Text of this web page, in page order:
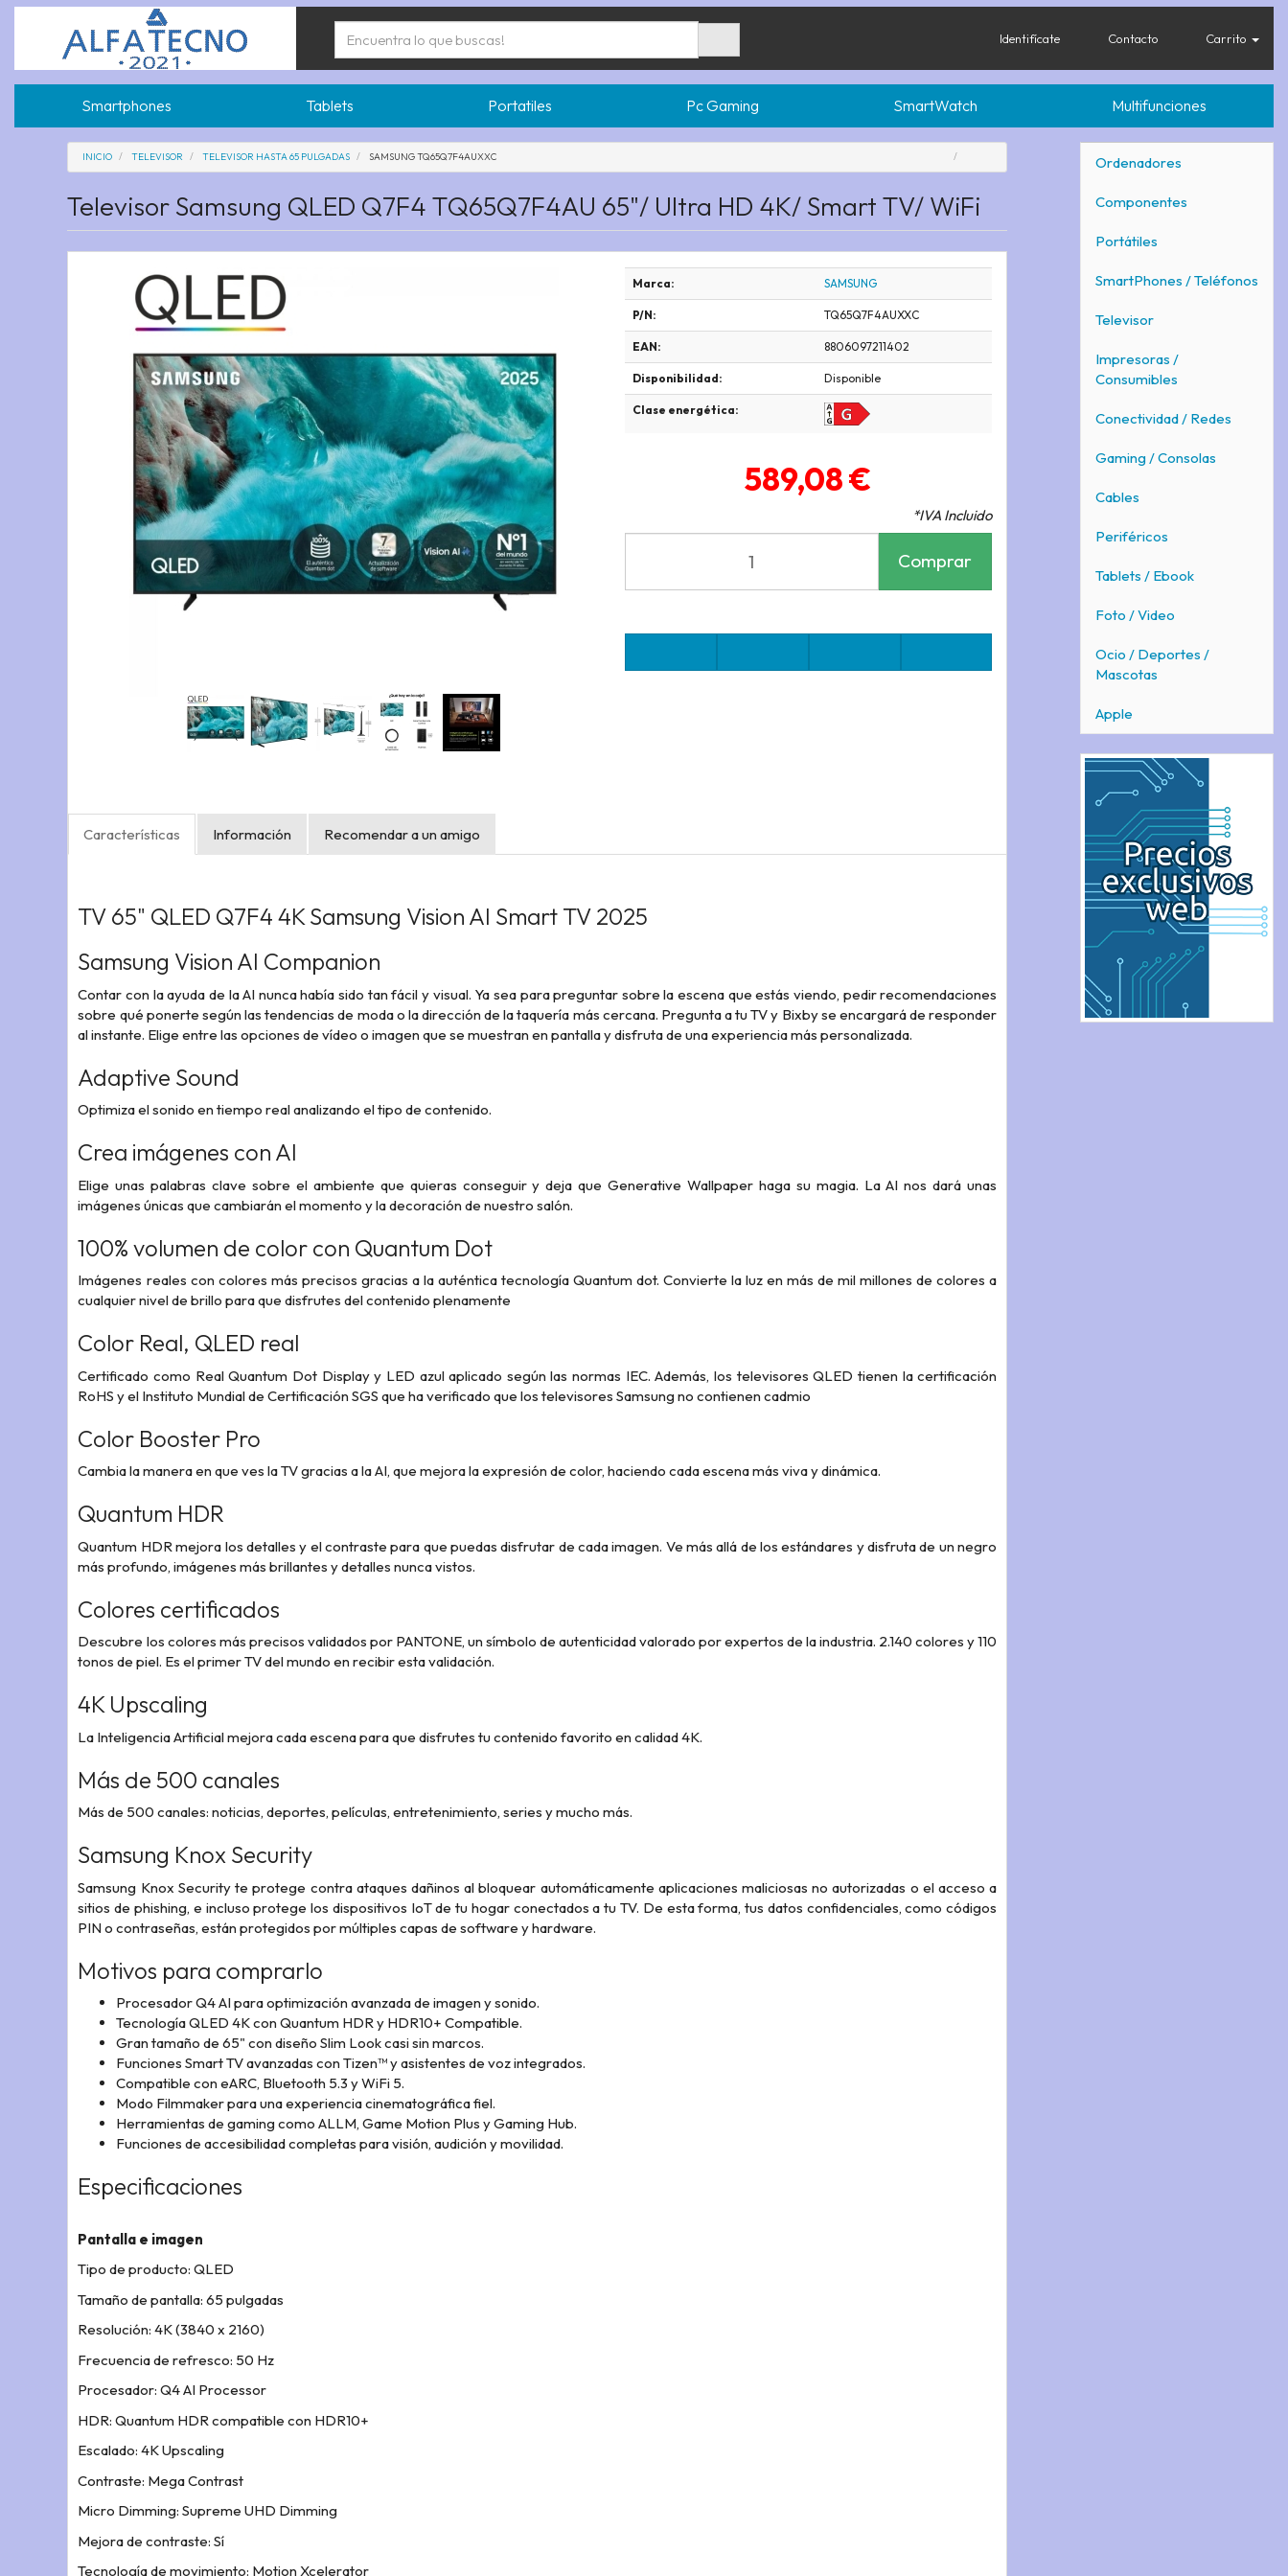
Identifícate Contacto Carrito
Smartphones Tablets Portatiles Pc Gaming SmartWatch Multifunciones
Ordenadores
Componentes
Portátiles
SmartPhones / Teléfonos
Televisor
Impresoras /
Consumibles
Conectividad / Redes
Gaming / Consolas
Cables
Periféricos
Tablets / Ebook
Foto / Video
Ocio / Deportes /
Mascotas
Apple
INICIO TELEVISOR TELEVISOR HASTA 65 PULGADAS SAMSUNG TQ65Q7F4AUXXC
Televisor Samsung QLED Q7F4 TQ65Q7F4AU 65"/ Ultra HD 4K/ Smart TV/ WiFi
Marca: SAMSUNG
P/N: TQ65Q7F4AUXXC
EAN: 8806097211402
Disponibilidad: Disponible
Clase energética:
589,08 €
*IVA Incluido
Comprar
Características Información Recomendar a un amigo
TV 65" QLED Q7F4 4K Samsung Vision AI Smart TV 2025
Samsung Vision AI Companion
Contar con la ayuda de la AI nunca había sido tan fácil y visual. Ya sea para preguntar sobre la escena que estás viendo, pedir recomendaciones
sobre qué ponerte según las tendencias de moda o la dirección de la taquería más cercana. Pregunta a tu TV y Bixby se encargará de responder
al instante. Elige entre las opciones de vídeo o imagen que se muestran en pantalla y disfruta de una experiencia más personalizada.
Adaptive Sound
Optimiza el sonido en tiempo real analizando el tipo de contenido.
Crea imágenes con AI
Elige unas palabras clave sobre el ambiente que quieras conseguir y deja que Generative Wallpaper haga su magia. La AI nos dará unas
imágenes únicas que cambiarán el momento y la decoración de nuestro salón.
100% volumen de color con Quantum Dot
Imágenes reales con colores más precisos gracias a la auténtica tecnología Quantum dot. Convierte la luz en más de mil millones de colores a
cualquier nivel de brillo para que disfrutes del contenido plenamente
Color Real, QLED real
Certificado como Real Quantum Dot Display y LED azul aplicado según las normas IEC. Además, los televisores QLED tienen la certificación
RoHS y el Instituto Mundial de Certificación SGS que ha verificado que los televisores Samsung no contienen cadmio
Color Booster Pro
Cambia la manera en que ves la TV gracias a la AI, que mejora la expresión de color, haciendo cada escena más viva y dinámica.
Quantum HDR
Quantum HDR mejora los detalles y el contraste para que puedas disfrutar de cada imagen. Ve más allá de los estándares y disfruta de un negro
más profundo, imágenes más brillantes y detalles nunca vistos.
Colores certificados
Descubre los colores más precisos validados por PANTONE, un símbolo de autenticidad valorado por expertos de la industria. 2.140 colores y 110
tonos de piel. Es el primer TV del mundo en recibir esta validación.
4K Upscaling
La Inteligencia Artificial mejora cada escena para que disfrutes tu contenido favorito en calidad 4K.
Más de 500 canales
Más de 500 canales: noticias, deportes, películas, entretenimiento, series y mucho más.
Samsung Knox Security
Samsung Knox Security te protege contra ataques dañinos al bloquear automáticamente aplicaciones maliciosas no autorizadas o el acceso a
sitios de phishing, e incluso protege los dispositivos IoT de tu hogar conectados a tu TV. De esta forma, tus datos confidenciales, como códigos
PIN o contraseñas, están protegidos por múltiples capas de software y hardware.
Motivos para comprarlo
Procesador Q4 AI para optimización avanzada de imagen y sonido.
Tecnología QLED 4K con Quantum HDR y HDR10+ Compatible.
Gran tamaño de 65" con diseño Slim Look casi sin marcos.
Funciones Smart TV avanzadas con Tizen™ y asistentes de voz integrados.
Compatible con eARC, Bluetooth 5.3 y WiFi 5.
Modo Filmmaker para una experiencia cinematográfica fiel.
Herramientas de gaming como ALLM, Game Motion Plus y Gaming Hub.
Funciones de accesibilidad completas para visión, audición y movilidad.
Especificaciones
Pantalla e imagen
Tipo de producto: QLED
Tamaño de pantalla: 65 pulgadas
Resolución: 4K (3840 x 2160)
Frecuencia de refresco: 50 Hz
Procesador: Q4 AI Processor
HDR: Quantum HDR compatible con HDR10+
Escalado: 4K Upscaling
Contraste: Mega Contrast
Micro Dimming: Supreme UHD Dimming
Mejora de contraste: Sí
Tecnología de movimiento: Motion Xcelerator